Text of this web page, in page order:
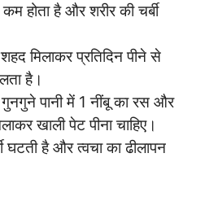
होता है और शरीर की चर्बी
मिलाकर प्रतिदिन पीने से
है।
पानी में 1 नींबू का रस और
खाली पेट पीना चाहिए।
है और त्वचा का ढीलापन